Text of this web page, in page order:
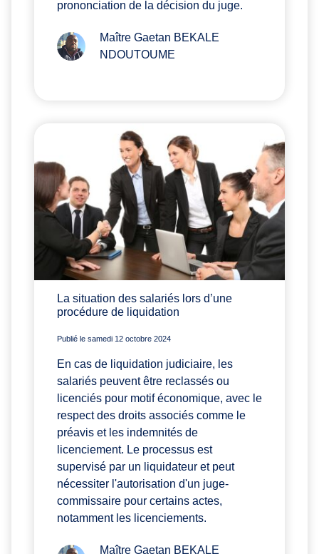
prononciation de la décision du juge.
Maître Gaetan BEKALE
NDOUTOUME
La situation des salariés lors d’une
procédure de liquidation
Publié le samedi 12 octobre 2024
En cas de liquidation judiciaire, les
salariés peuvent être reclassés ou
licenciés pour motif économique, avec le
respect des droits associés comme le
préavis et les indemnités de
licenciement. Le processus est
supervisé par un liquidateur et peut
nécessiter l'autorisation d'un juge-
commissaire pour certains actes,
notamment les licenciements.
Maître Gaetan BEKALE